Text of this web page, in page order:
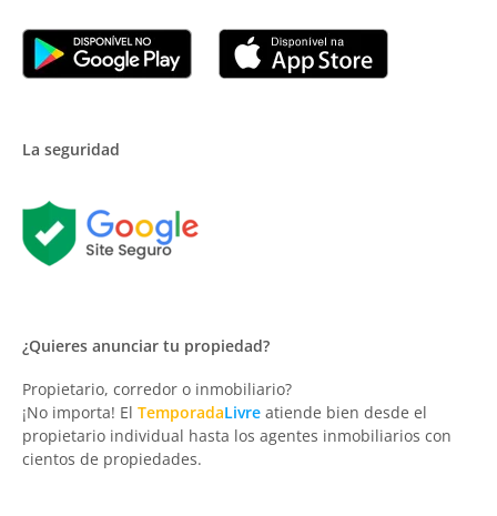
La seguridad
¿Quieres anunciar tu propiedad?
Propietario, corredor o inmobiliario?
¡No importa! El TemporadaLivre atiende bien desde el
propietario individual hasta los agentes inmobiliarios con
cientos de propiedades.